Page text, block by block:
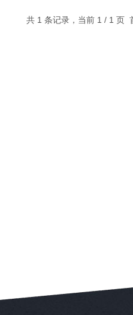
共 1 条记录，当前 1 / 1